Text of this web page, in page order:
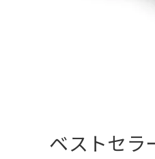
ベストセラ